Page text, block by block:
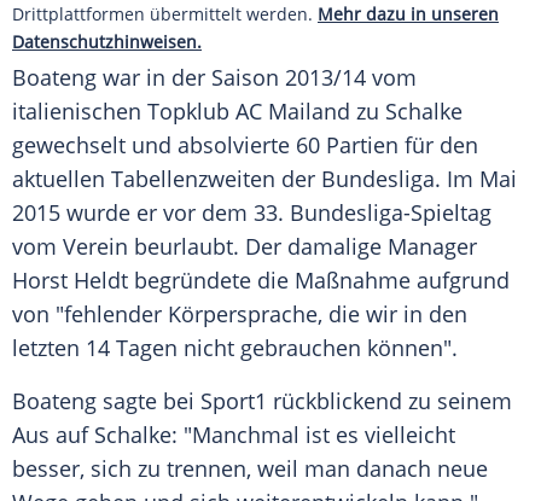
Drittplattformen übermittelt werden. Mehr dazu in unseren
Datenschutzhinweisen.
Boateng war in der Saison 2013/14 vom
italienischen Topklub AC Mailand zu Schalke
gewechselt und absolvierte 60 Partien für den
aktuellen Tabellenzweiten der Bundesliga. Im Mai
2015 wurde er vor dem 33. Bundesliga-Spieltag
vom Verein beurlaubt. Der damalige Manager
Horst Heldt begründete die Maßnahme aufgrund
von "fehlender Körpersprache, die wir in den
letzten 14 Tagen nicht gebrauchen können".
Boateng sagte bei Sport1 rückblickend zu seinem
Aus auf Schalke: "Manchmal ist es vielleicht
besser, sich zu trennen, weil man danach neue